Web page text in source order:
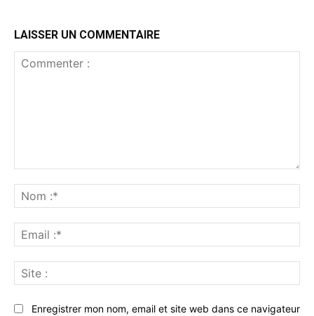
LAISSER UN COMMENTAIRE
:*
:*
:
Enregistrer mon nom, email et site web dans ce navigateur